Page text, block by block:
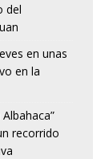
del
en unas
en la
recorrido